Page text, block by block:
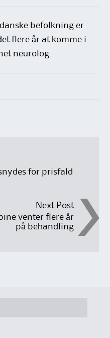
befolkning er
flere år at komme i
neurolog.
for prisfald
Next Post
venter flere år
på behandling